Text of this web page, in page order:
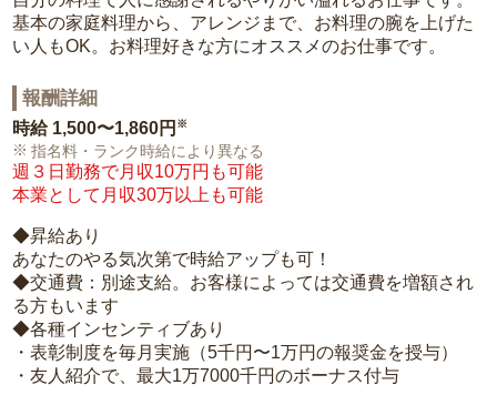
基本の家庭料理から、アレンジまで、お料理の腕を上げた
い人もOK。お料理好きな方にオススメのお仕事です。
報酬詳細
時給 1,500〜1,860円 ※
指名料・ランク時給により異なる
週３日勤務で月収10万円も可能
本業として月収30万以上も可能
◆昇給あり
あなたのやる気次第で時給アップも可！
◆交通費：別途支給。お客様によっては交通費を増額され
る方もいます
◆各種インセンティブあり
・表彰制度を毎月実施（5千円〜1万円の報奨金を授与）
・友人紹介で、最大1万7000千円のボーナス付与